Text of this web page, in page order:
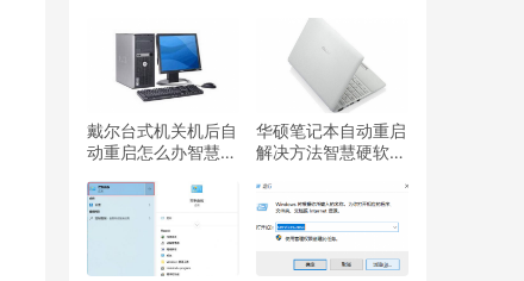
题处理分享
戴尔台式机关机后自
动重启怎么办智慧硬
享
华硕笔记本自动重启
解决方法智慧硬软件